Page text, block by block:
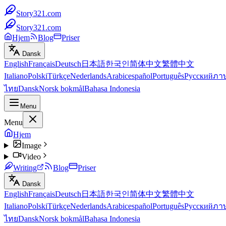
Story321.com
Story321.com
Hjem
Blog Priser
Dansk
EnglishFrançaisDeutsch 日本語한국인简体中文繁體中文
ItalianoPolskiTürkçeNederlandsArabicespañolPortuguêsРусскийภา
ไทยDanskNorsk bokmålBahasa Indonesia
Menu
Menu
Hjem
Image
Video
Writing
Blog Priser
Dansk
EnglishFrançaisDeutsch 日本語한국인简体中文繁體中文
ItalianoPolskiTürkçeNederlandsArabicespañolPortuguêsРусскийภา
ไทยDanskNorsk bokmålBahasa Indonesia